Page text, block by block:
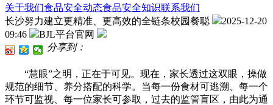
关于我们食品安全动态食品安全知识联系我们
长沙努力建立更精准、更高效的全链条校园餐聪
2025-12-20
09:46
BJL平台官网
分享到：
“慧眼”之明，正在于可见。现在，家长透过这双眼，操做
规范的细节、养分搭配的科学。当每一份食材可逃溯、每一个
环节可监视、每一位家长可参取，过去的监管盲区，由此为通